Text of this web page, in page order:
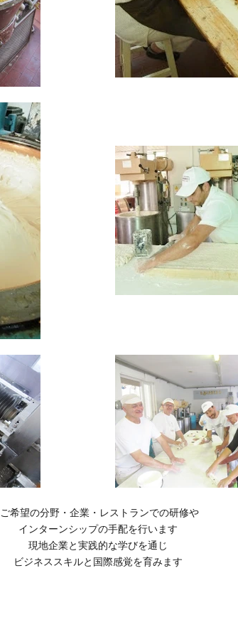
ご希望の分野・企業・レストランでの研修や
インターンシップの手配を行います
​現地企業と実践的な学びを通じ
ビジネススキルと国際感覚を育みます